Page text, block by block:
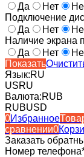
Да
Нет
Подключение
Да
Нет
Наличие экрана
Да
Нет
Показать
Язык:RU
USRU
Валюта:RUB
RUBUSD
0Избранное
сравнении0
Заказать
Номер